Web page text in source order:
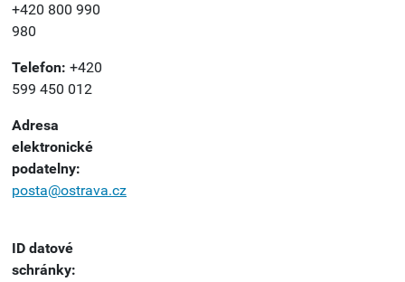
+420 800 990
980
Telefon: +420
599 450 012
Adresa
elektronické
podatelny:
posta@ostrava.cz
ID datové
schránky: